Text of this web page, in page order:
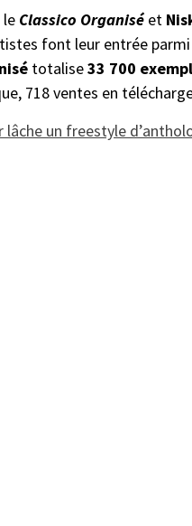
Classico Organisé et
font leur entrée parmi
totalise33 700
718 ventes en
lâche un freestyle